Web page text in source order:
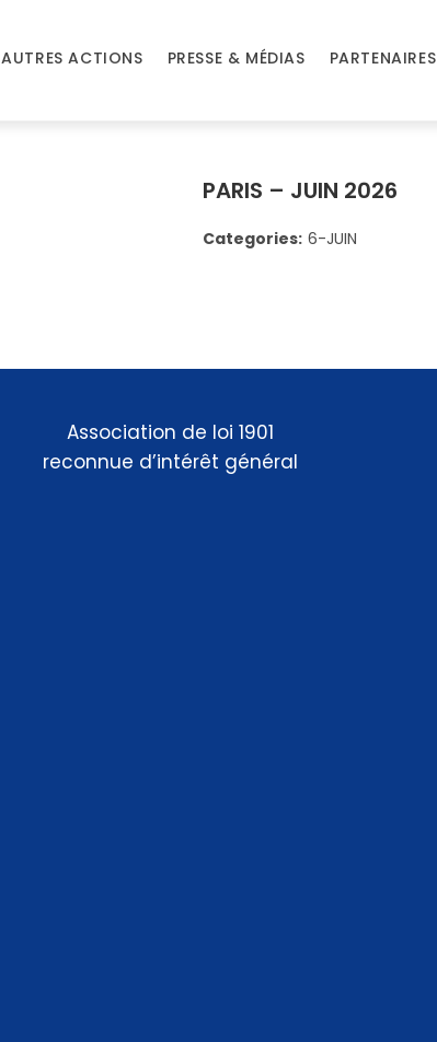
AUTRES ACTIONS PRESSE & MÉDIAS PARTENAIRES
PARIS – JUIN 2026
Categories: 6-JUIN
Association de loi 1901
reconnue d’intérêt général